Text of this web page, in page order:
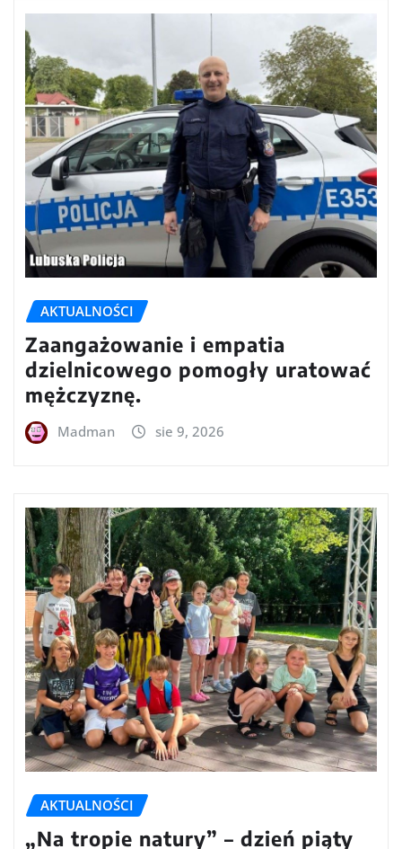
AKTUALNOŚCI
Zaangażowanie i empatia
dzielnicowego pomogły uratować
mężczyznę.
Madman sie 9, 2026
AKTUALNOŚCI
„Na tropie natury” – dzień piąty